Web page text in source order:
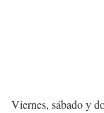
Viernes, sábado y